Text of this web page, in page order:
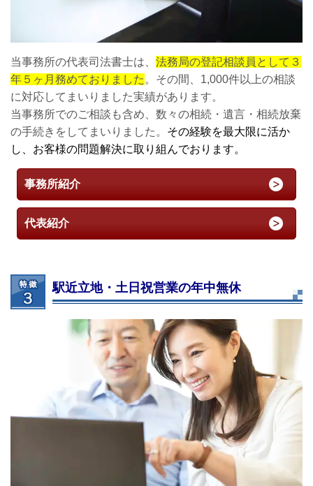
当事務所の代表司法書士は、 法務局の登記相談員として３
年５ヶ月務めておりました。その間、1,000件以上の相談
に対応してまいりました実績があります。
当事務所でのご相談も含め、数々の相続・遺言・相続放棄
の手続きをしてまいりました。 その経験を最大限に活か
し、お客様の問題解決に取り組んでおります。
事務所紹介
代表紹介
駅近立地・土日祝営業の年中無休